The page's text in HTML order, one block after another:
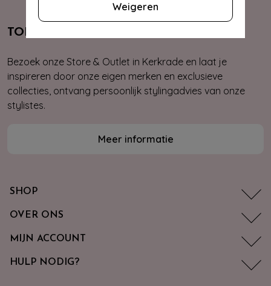
Weigeren
TOPVINTAGE STORE & OUTLET
Bezoek onze Store & Outlet in Kerkrade en laat je
inspireren door onze eigen merken en exclusieve
collecties, ontvang persoonlijk stylingadvies van onze
stylistes.
Meer informatie
SHOP
OVER ONS
MIJN ACCOUNT
HULP NODIG?